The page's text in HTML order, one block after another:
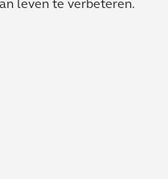
leven te verbeteren.